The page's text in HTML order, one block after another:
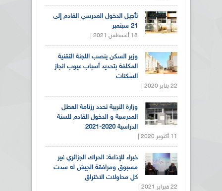
تأجيل الدخول المدرسي القادم إلى
21 سبتمبر
18 أغسطس 2021 |
وزير السكن ينصب اللجنة التقنية
المكلفة بتحديد أسباب عيوب انجاز
السكنات
22 يناير 2020 |
وزارة التربية تحدد رزنامة العطل
المدرسية و الدخول القادم للسنة
الدراسية 2020-2021
11 أكتوبر 2020 |
خبراء للإذاعة: الحراك الجزائري غير
مسبوق ومرافقة الجيش له سدت
كل محاولات الاختراق
22 فبراير 2021 |